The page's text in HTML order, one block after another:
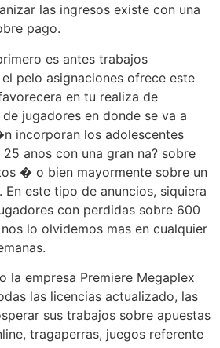
las ingresos existe con una
pago.
es antes trabajos
pelo asignaciones ofrece este
en tu realiza de
jugadores en donde se va a
incorporan los adolescentes
anos con una gran na? sobre
� o bien mayormente sobre un
En este tipo de anuncios, siquiera
con perdidas sobre 600
lo olvidemos mas en cualquier
la empresa Premiere Megaplex
las licencias actualizado, las
sus trabajos sobre apuestas
tragaperras, juegos referente